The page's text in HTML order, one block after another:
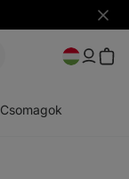
Csomagok